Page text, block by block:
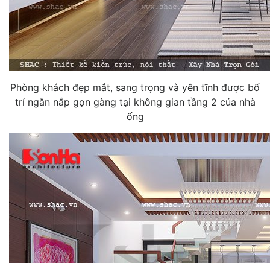
Phòng khách đẹp mắt, sang trọng và yên tĩnh được bố
trí ngăn nắp gọn gàng tại không gian tầng 2 của nhà
ống